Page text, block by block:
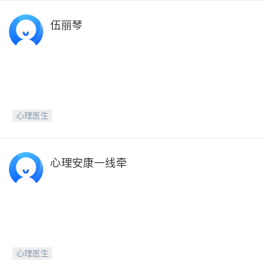
伍丽琴
心理医生
心理安康一线牵
心理医生